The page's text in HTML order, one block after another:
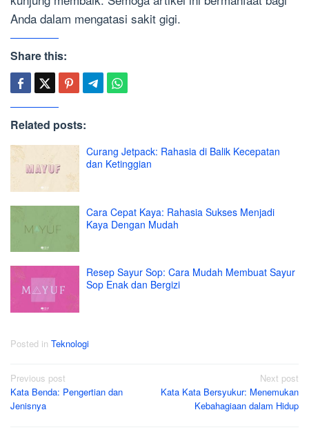
Anda dalam mengatasi sakit gigi.
Share this:
Related posts:
Curang Jetpack: Rahasia di Balik Kecepatan
dan Ketinggian
Cara Cepat Kaya: Rahasia Sukses Menjadi
Kaya Dengan Mudah
Resep Sayur Sop: Cara Mudah Membuat Sayur
Sop Enak dan Bergizi
Posted in Teknologi
Post
navigation
Previous post
Kata Benda: Pengertian dan
Jenisnya
Next post
Kata Kata Bersyukur: Menemukan
Kebahagiaan dalam Hidup